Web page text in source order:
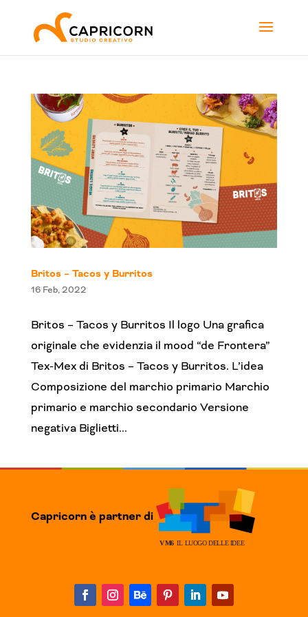
Britos – Tacos y Burritos
16 Feb, 2022
Britos – Tacos y Burritos Il logo Una grafica
originale che evidenzia il mood “de Frontera”
Tex-Mex di Britos – Tacos y Burritos. L’idea
Composizione del marchio primario Marchio
primario e marchio secondario Versione
negativa Biglietti...
Capricorn è partner di